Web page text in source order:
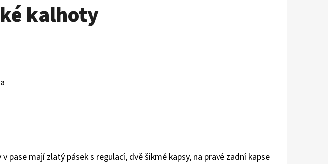
kalhoty
pase mají zlatý pásek s regulací, dvě šikmé kapsy, na pravé zadní kapse